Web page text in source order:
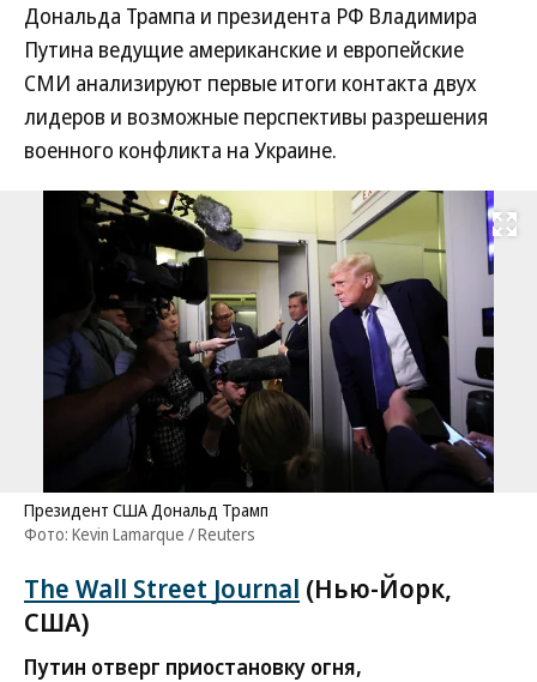
Дональда Трампа и президента РФ Владимира
Путина ведущие американские и европейские
СМИ анализируют первые итоги контакта двух
лидеров и возможные перспективы разрешения
военного конфликта на Украине.
Развернуть
Президент США Дональд Трамп
Фото: Kevin Lamarque / Reuters
The Wall Street Journal (Нью-Йорк,
США)
Путин отверг приостановку огня,